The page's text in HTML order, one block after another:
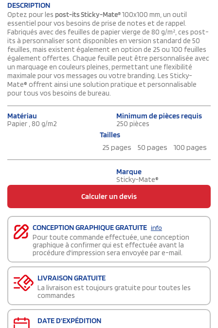
DESCRIPTION
Optez pour les post-its Sticky-Mate®100x100 mm, un outil
essentiel pour vos besoins de prise de notes et de rappel.
Fabriqués avec des feuilles de papier vierge de 80 g/m², ces post-
its à personnaliser sont disponibles en version standard de 50
feuilles, mais existent également en option de 25 ou 100 feuilles
également offertes. Chaque feuille peut être personnalisée avec
un marquage en couleurs pleines, permettant une flexibilité
maximale pour vos messages ou votre branding. Les Sticky-
Mate® offrent ainsi une solution pratique et personnalisable
pour tous vos besoins de bureau.
Matériau
Papier , 80 g/m2
Minimum de pièces requis
250 pièces
Tailles
25 pages
50 pages 100 pages
Marque
Sticky-Mate®
Calculer un devis
CONCEPTION GRAPHIQUE GRATUITE info
Pour toute commande effectuée, une conception
graphique à confirmer qui est effectuée avant la
procédure d'impression sera envoyée par e-mail.
LIVRAISON GRATUITE
La livraison est toujours gratuite pour toutes les
commandes
DATE D'EXPÉDITION